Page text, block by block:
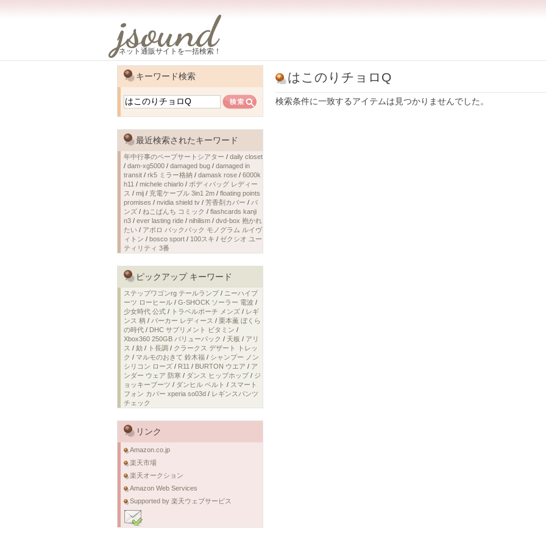
jsound
ネット通販サイトを一括検索！
はこのりチョロQ
検索条件に一致するアイテムは見つかりませんでした。
キーワード検索
最近検索されたキーワード
年中行事のペープサートシアター / daily closet
/ dam-xg5000 / damaged bug / damaged in
transit / rk5 ミラー格納 / damask rose / 6000k
h11 / michele chiarlo / ボディバッグ レディー
ス / mij / 充電ケーブル 3in1 2m / floating points
promises / nvidia shield tv / 芳香剤カバー / バ
ンズ / ねこぱんち コミック / flashcards kanji
n3 / ever lasting ride / nihilism / dvd-box 抱かれ
たい / アポロ バックパック モノグラム ルイヴ
ィトン / bosco sport / 100スキ / ゼクシオ ユー
ティリティ 3番
ピックアップ キーワード
ステップワゴンrg テールランプ/ ニーハイブ
ーツ ローヒール / G-SHOCK ソーラー 電波 /
少女時代 公式 / トラベルポーチ メンズ / レギ
ンス 柄 / パーカー レディース / 栗本薫 ぼくら
の時代 / DHC サプリメント ビタミン /
Xbox360 250GB バリューパック / 天板 / アリ
ス / 劾 / ト長調 / クラークス デザート トレッ
ク / マルモのおきて 鈴木福 / シャンプー ノン
シリコン ローズ / R11 / BURTON ウエア / ア
ンダー ウェア 防寒 / ダンス ヒップホップ/ ジ
ョッキーブーツ / ダンヒル ベルト / スマート
フォン カバー xperia so03d / レギンスパンツ
チェック
リンク
Amazon.co.jp
楽天市場
楽天オークション
Amazon Web Services
Supported by 楽天ウェブサービス